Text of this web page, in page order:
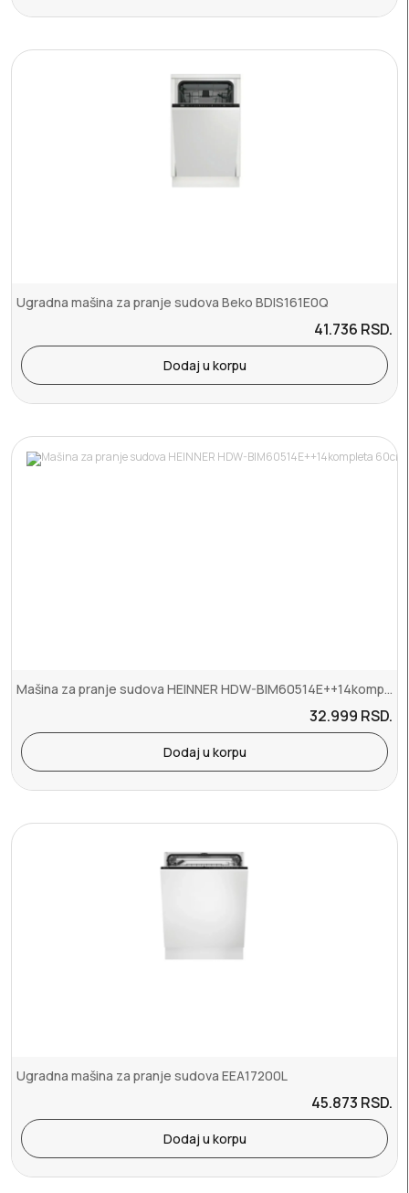
Ugradna mašina za pranje sudova Beko BDIS161E0Q
41.736 RSD.
Dodaj u korpu
Mašina za pranje sudova HEINNER HDW-BIM60514E++14kompleta 60cm
32.999 RSD.
Dodaj u korpu
Ugradna mašina za pranje sudova EEA17200L
45.873 RSD.
Dodaj u korpu